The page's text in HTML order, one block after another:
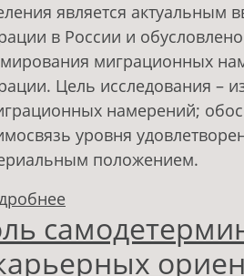
является актуальным
в России и
миграционных
Цель исследования –
намерений;
уровня
положением.
намерений личности